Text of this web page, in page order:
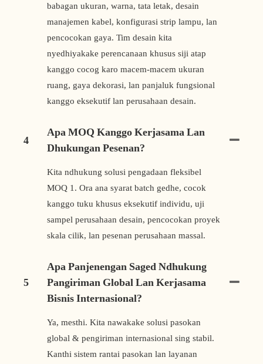
babagan ukuran, warna, tata letak, desain
manajemen kabel, konfigurasi strip lampu, lan
pencocokan gaya. Tim desain kita
nyedhiyakake perencanaan khusus siji atap
kanggo cocog karo macem-macem ukuran
ruang, gaya dekorasi, lan panjaluk fungsional
kanggo eksekutif lan perusahaan desain.
4
Apa MOQ Kanggo Kerjasama Lan
Dhukungan Pesenan?
Kita ndhukung solusi pengadaan fleksibel
MOQ 1. Ora ana syarat batch gedhe, cocok
kanggo tuku khusus eksekutif individu, uji
sampel perusahaan desain, pencocokan proyek
skala cilik, lan pesenan perusahaan massal.
5
Apa Panjenengan Saged Ndhukung
Pangiriman Global Lan Kerjasama
Bisnis Internasional?
Ya, mesthi. Kita nawakake solusi pasokan
global & pengiriman internasional sing stabil.
Kanthi sistem rantai pasokan lan layanan